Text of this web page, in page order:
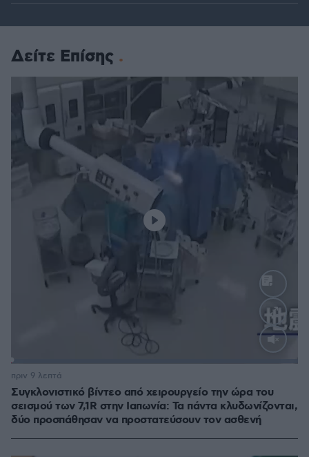
Δείτε Επίσης
Συγκλονιστικό βίντεο από χειρουργείο την ώρα του
σεισμού των 7,1R στην Ιαπωνία: Τα πάντα κλυδωνίζονται,
δύο προσπάθησαν να προστατεύσουν τον ασθενή
πριν 9 λεπτά